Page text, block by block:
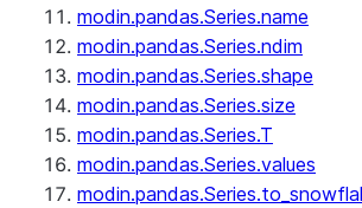
modin.pandas.Series.name
modin.pandas.Series.ndim
modin.pandas.Series.shape
modin.pandas.Series.size
modin.pandas.Series.T
modin.pandas.Series.values